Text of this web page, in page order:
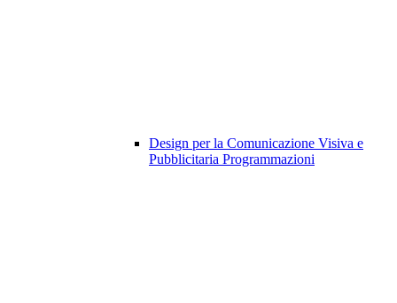
Design per la Comunicazione Visiva e
Pubblicitaria Programmazioni